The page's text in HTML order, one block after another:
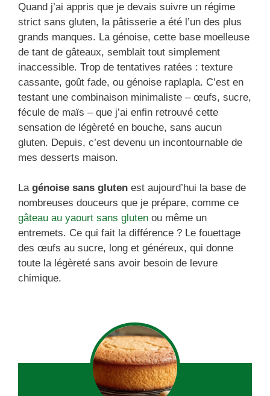
Quand j’ai appris que je devais suivre un régime
strict sans gluten, la pâtisserie a été l’un des plus
grands manques. La génoise, cette base moelleuse
de tant de gâteaux, semblait tout simplement
inaccessible. Trop de tentatives ratées : texture
cassante, goût fade, ou génoise raplapla. C’est en
testant une combinaison minimaliste – œufs, sucre,
fécule de maïs – que j’ai enfin retrouvé cette
sensation de légèreté en bouche, sans aucun
gluten. Depuis, c’est devenu un incontournable de
mes desserts maison.
La génoise sans gluten est aujourd’hui la base de
nombreuses douceurs que je prépare, comme ce
gâteau au yaourt sans gluten ou même un
entremets. Ce qui fait la différence ? Le fouettage
des œufs au sucre, long et généreux, qui donne
toute la légèreté sans avoir besoin de levure
chimique.